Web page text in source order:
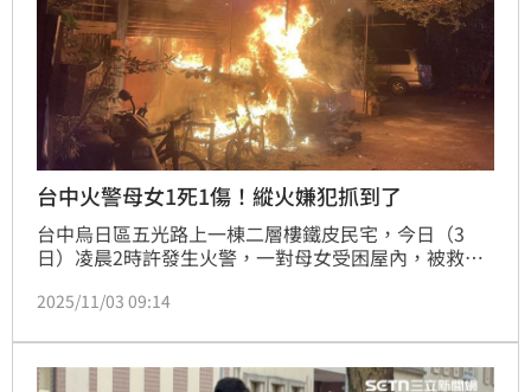
台中火警母女1死1傷！縱火嫌犯抓到了
台中烏日區五光路上一棟二層樓鐵皮民宅，今日（3
日）凌晨2時許發生火警，一對母女受困屋內，被救出
歲媽媽則全身80％二度燒燙傷，仍在加護病房搶救中。
稍早前嫌犯已於環中東路附近落網，詳細案情仍有待調
查釐清。
2025/11/03 09:14